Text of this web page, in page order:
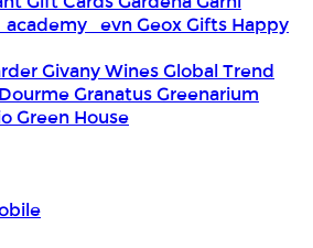
GeoxGifts Happy
Givany WinesGlobal Trend
GranatusGreenarium
Green House